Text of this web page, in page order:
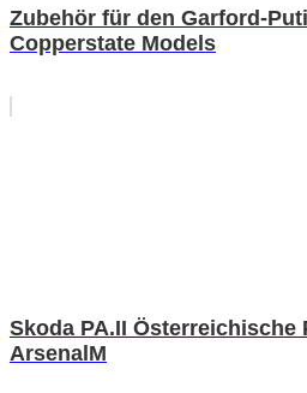
Zubehör für den Garford-
Copperstate Models
Skoda PA.II Österreichische
ArsenalM